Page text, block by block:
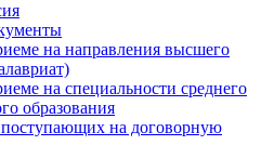
на направления высшего
на специальности среднего
образования
на договорную